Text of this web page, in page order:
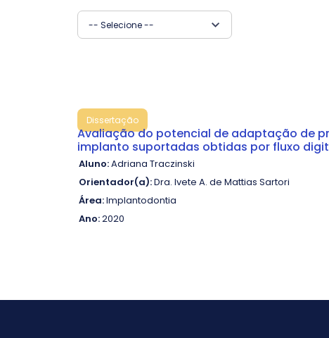
-- Selecione --
Dissertação
Avaliação do potencial de adaptação de
implanto suportadas obtidas por fluxo
Aluno:Adriana Traczinski
Orientador(a):Dra. Ivete A. de Mattias Sartori
Área:Implantodontia
Ano:2020